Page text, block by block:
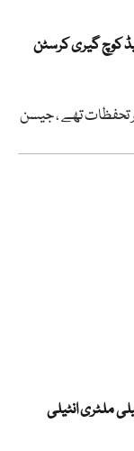
کوچ گیری کرسٹن
تحفظات تھے ، جیسن
ملٹری انٹیلی